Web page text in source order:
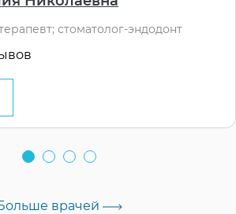
стоматолог-эндодонт
врачей